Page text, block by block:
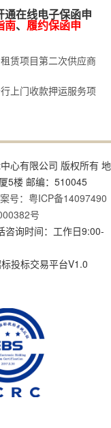
在线电子保函申
南、履约保函申
赁项目第二次供应商
上门收款押运服务项
心有限公司 版权所有 地
5楼 邮编：510045
号：粤ICP备14097490
号
咨询时间：工作日9:00-
投标交易平台V1.0